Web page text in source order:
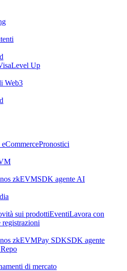
Level Up
Web3
Pronostici
zkEVMSDK agente AI
sui prodottiEventiLavora con
registrazioni
zkEVMPay SDKSDK agente
di mercato